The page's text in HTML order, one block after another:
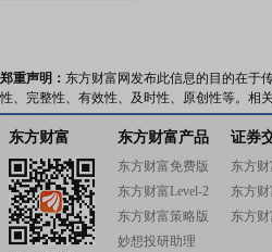
郑重声明： 东方财富网发布此信息的目的在于
性、完整性、有效性、及时性、原创性等。相
东方财富 东方财富产品
东方财富免费版
东方财富Level-2
东方财富策略版
妙想投研助理
证券
东方
东方
东方